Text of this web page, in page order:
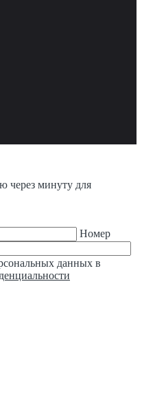
через минуту для
Номер
данных в